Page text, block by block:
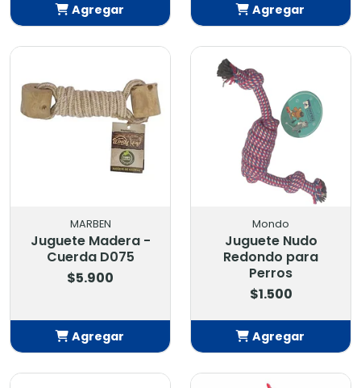
Agregar
Agregar
MARBEN
Juguete Madera -
Cuerda D075
$5.900
Agregar
Añadido
Mondo
Juguete Nudo
Redondo para
Perros
$1.500
Agregar
Añadido